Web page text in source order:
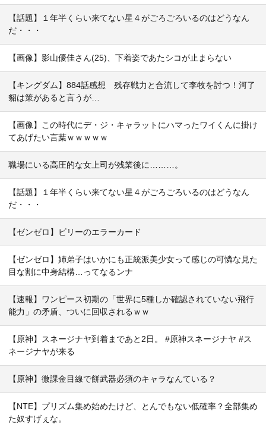
【話題】１年半くらい来てない星４がごろごろいるのはどうなん
だ・・・
【画像】影山優佳さん(25)、下着姿であたシコが止まらない
【キングダム】884話感想 残存戦力と合流して李牧を討つ！河了
貂は策があると言うが…
【画像】この時代にデ・ジ・キャラットにハマったワイくんに掛け
てあげたい言葉ｗｗｗｗｗ
職場にいる高圧的な女上司が残業後に………。
【話題】１年半くらい来てない星４がごろごろいるのはどうなん
だ・・・
【ゼンゼロ】ビリーのエラーカード
【ゼンゼロ】姉弟子はいかにも正統派美少女って感じの可憐な見た
目な割に中身結構…ってなるンナ
【速報】ワンピース初期の「世界に5種しか確認されていない飛行
能力」の矛盾、ついに回収されるｗｗ
【原神】スネージナヤ到着まであと2日。 #原神スネージナヤ #ス
ネージナヤが来る
【原神】微課金目線で餅武器必須のキャラなんている？
【NTE】プリズム集め始めたけど、とんでもない低確率？全部集め
た奴すげぇな。